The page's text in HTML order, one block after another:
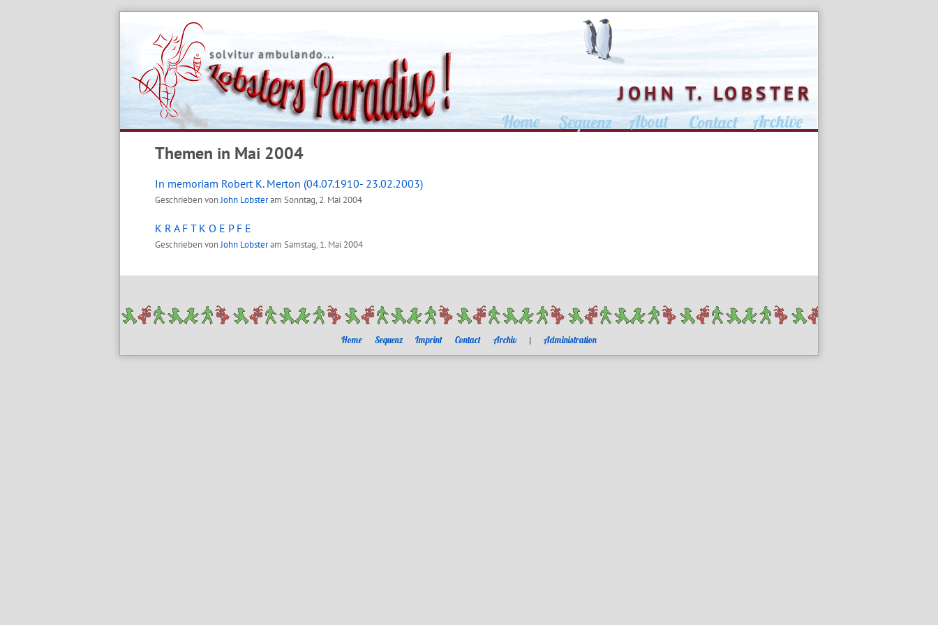
JOHN T. LOBSTER
solvitur ambulando...
Themen in Mai 2004
In memoriam Robert K. Merton (04.07.1910- 23.02.2003)
Geschrieben vonJohn Lobsteram Sonntag, 2. Mai 2004
K R A F T K O E P F E
Geschrieben vonJohn Lobsteram Samstag, 1. Mai 2004
Home Sequenz Imprint Contact Archiv | Administration